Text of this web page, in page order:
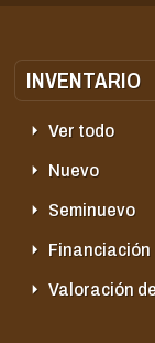
INVENTARIO
Ver todo
Nuevo
Seminuevo
Financiación
Valoración